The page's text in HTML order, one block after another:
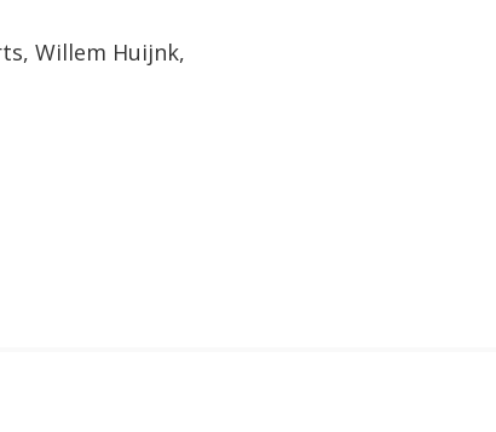
Willem Huijnk,